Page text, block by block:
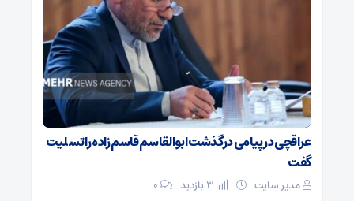
عراقچی در پیامی درگذشت ابوالقاسم قاسم‌زاده را تسلیت
گفت
مدیر سایت ۰